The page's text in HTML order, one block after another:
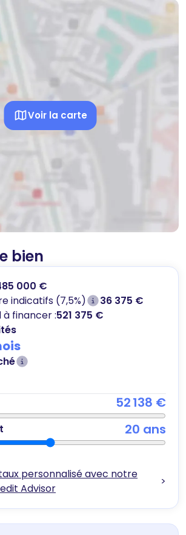
Voir la carte
bien
000 €
indicatifs (7,5%)
36 375 €
financer :521 375 €
52 138 €
20 ans
personnalisé avec notre
Advisor
>